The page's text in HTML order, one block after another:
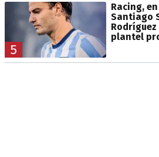
5
Racing,
Santiago
plantel